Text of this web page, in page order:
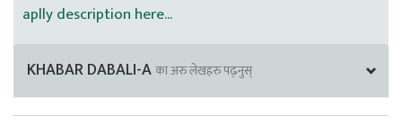
aplly description here...
KHABAR DABALI-Aका अरु लेखहरु पढ्नुस्